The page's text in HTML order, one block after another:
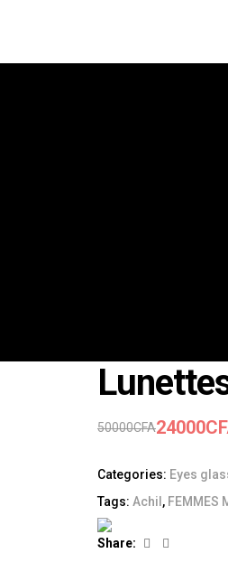
50000CFA24000
Categories: Eyes
Tags: Achil , FEMMES
Share: Facebook